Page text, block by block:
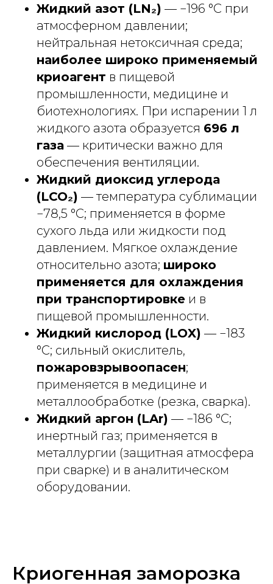
Жидкий азот (LN₂) — −196 °C при
атмосферном давлении;
нейтральная нетоксичная среда;
наиболее широко применяемый
криоагент в пищевой
промышленности, медицине и
биотехнологиях. При испарении 1 л
жидкого азота образуется 696 л
газа — критически важно для
обеспечения вентиляции.
Жидкий диоксид углерода
(LCO₂) — температура сублимации
−78,5 °C; применяется в форме
сухого льда или жидкости под
давлением. Мягкое охлаждение
относительно азота; широко
применяется для охлаждения
при транспортировке и в
пищевой промышленности.
Жидкий кислород (LOX) — −183
°C; сильный окислитель,
пожаровзрывоопасен;
применяется в медицине и
металлообработке (резка, сварка).
Жидкий аргон (LAr) — −186 °C;
инертный газ; применяется в
металлургии (защитная атмосфера
при сварке) и в аналитическом
оборудовании.
Криогенная заморозка